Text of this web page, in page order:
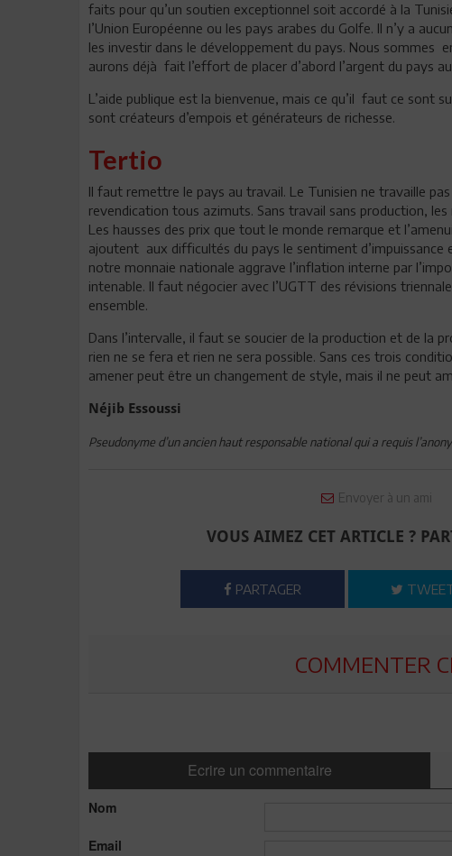
faits pour qu’un soutien exceptionnel soit accordé à la
l’Union Européenne ou les pays arabes du Golfe. Il n’y a
les investir dans le développement du pays. Nous sommes
aurons déjà fait l’effort de placer d’abord l’argent du pays
L’aide publique est la bienvenue, mais ce qu’il faut ce sont
sont créateurs d’empois et générateurs de richesse.
Tertio
Il faut remettre le pays au travail. Le Tunisien ne travaille
revendication tous azimuts. Sans travail sans production,
Les hausses des prix que tout le monde remarque et
ajoutent aux difficultés du pays le sentiment d’impuissance
notre monnaie nationale aggrave l’inflation interne par
intenable. Il faut négocier avec l’UGTT des révisions
ensemble.
Dans l’intervalle, il faut se soucier de la production et de la
rien ne se fera et rien ne sera possible. Sans ces trois
amener peut être un changement de style, mais il ne peut
Néjib Essoussi
Pseudonyme d’un ancien haut responsable national qui a requis
Envoyer à un ami
VOUS AIMEZ CET ARTICLE ?
PARTAGER
COMMENTER
Ecrire un commentaire
Nom
Email